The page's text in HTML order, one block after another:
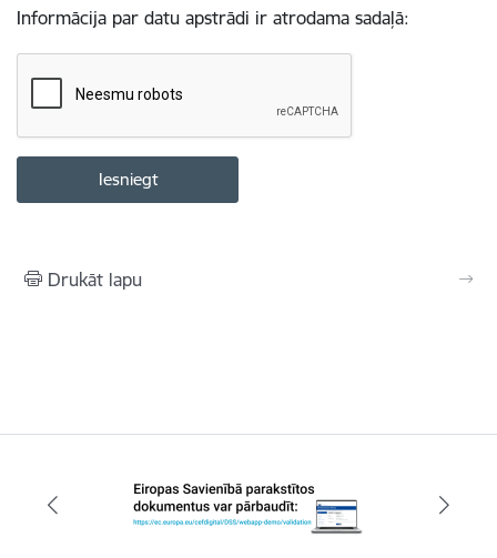
Informācija par datu apstrādi ir atrodama sadaļā:
Drukāt lapu